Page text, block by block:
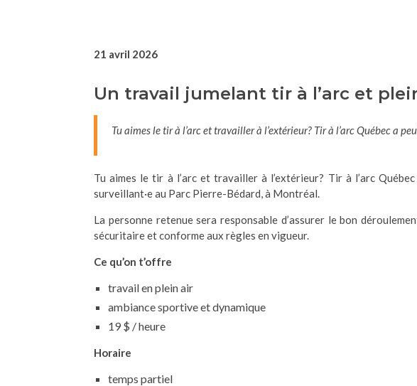
21 avril 2026
Un travail jumelant tir à l’arc et
Tu aimes le tir à l’arc et travailler à l’extérieur? Tir à l’arc Québec a
Tu aimes le tir à l’arc et travailler à l’extérieur? Tir à l’arc
surveillant·e au Parc Pierre-Bédard, à Montréal.
La personne retenue sera responsable d’assurer le bon
sécuritaire et conforme aux règles en vigueur.
Ce qu’on t’offre
travail en plein air
ambiance sportive et dynamique
19 $ / heure
Horaire
temps partiel